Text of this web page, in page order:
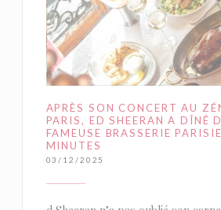
APRÈS SON CONCERT AU
PARIS, ED SHEERAN A DÎNÉ
FAMEUSE BRASSERIE
MINUTES
03/12/2025